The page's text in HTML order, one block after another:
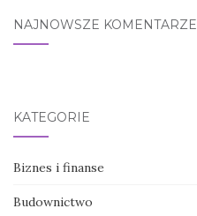
NAJNOWSZE KOMENTARZE
KATEGORIE
Biznes i finanse
Budownictwo